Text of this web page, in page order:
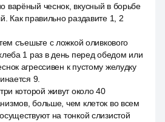
варёный чеснок, вкусный в борьбе
Как правильно раздавите 1, 2
съешьте с ложкой оливкового
1 раз в день перед обедом или
агрессивен к пустому желудку
9.
которой живут около 40
больше, чем клеток во всем
на тонкой слизистой